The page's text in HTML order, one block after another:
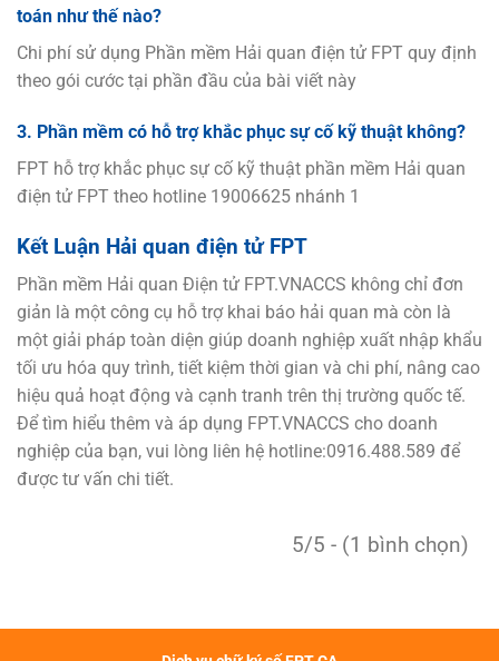
toán như thế nào?
Chi phí sử dụng Phần mềm Hải quan điện tử FPT quy định
theo gói cước tại phần đầu của bài viết này
3. Phần mềm có hỗ trợ khắc phục sự cố kỹ thuật không?
FPT hỗ trợ khắc phục sự cố kỹ thuật phần mềm Hải quan
điện tử FPT theo hotline 19006625 nhánh 1
Kết Luận Hải quan điện tử FPT
Phần mềm Hải quan Điện tử FPT.VNACCS không chỉ đơn
giản là một công cụ hỗ trợ khai báo hải quan mà còn là
một giải pháp toàn diện giúp doanh nghiệp xuất nhập khẩu
tối ưu hóa quy trình, tiết kiệm thời gian và chi phí, nâng cao
hiệu quả hoạt động và cạnh tranh trên thị trường quốc tế.
Để tìm hiểu thêm và áp dụng FPT.VNACCS cho doanh
nghiệp của bạn, vui lòng liên hệ hotline:0916.488.589 để
được tư vấn chi tiết.
5/5 - (1 bình chọn)